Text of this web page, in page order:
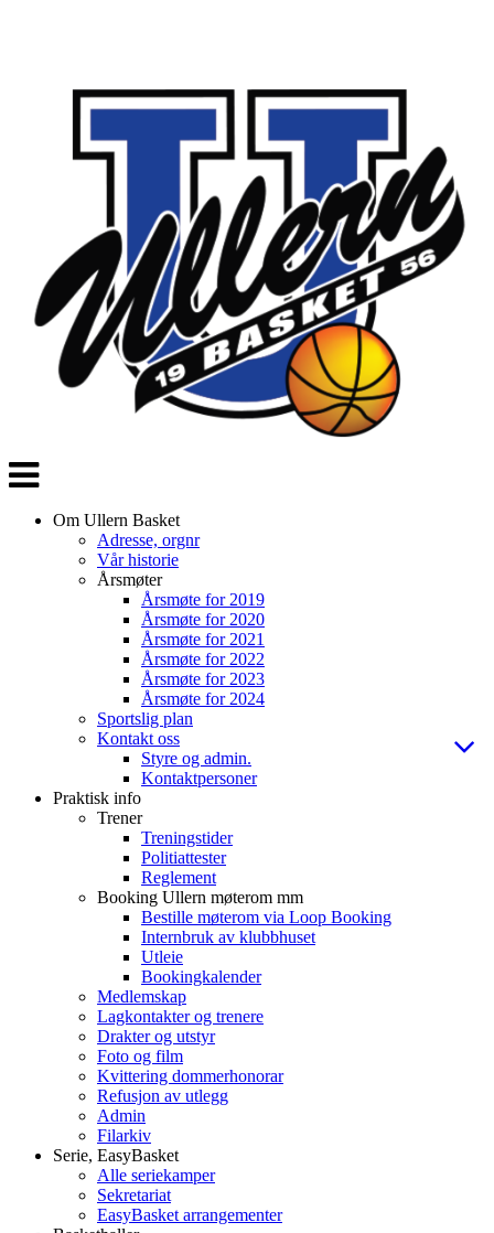
Veksle
navigasjon
Om Ullern Basket
Adresse, orgnr
Vår historie
Årsmøter
Årsmøte for 2019
Årsmøte for 2020
Årsmøte for 2021
Årsmøte for 2022
Årsmøte for 2023
Årsmøte for 2024
Sportslig plan
Kontakt oss
Styre og admin.
Kontaktpersoner
Praktisk info
Trener
Treningstider
Politiattester
Reglement
Booking Ullern møterom mm
Bestille møterom via Loop Booking
Internbruk av klubbhuset
Utleie
Bookingkalender
Medlemskap
Lagkontakter og trenere
Drakter og utstyr
Foto og film
Kvittering dommerhonorar
Refusjon av utlegg
Admin
Filarkiv
Serie, EasyBasket
Alle seriekamper
Sekretariat
EasyBasket arrangementer